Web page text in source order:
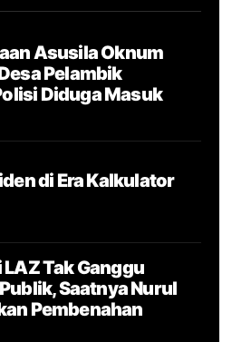
Asusila Oknum
Pelambik
Diduga Masuk
di Era Kalkulator
Tak Ganggu
Saatnya Nurul
Pembenahan